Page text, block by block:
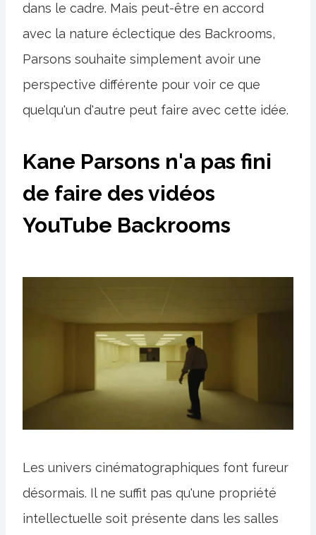
dans le cadre. Mais peut-être en accord
avec la nature éclectique des Backrooms,
Parsons souhaite simplement avoir une
perspective différente pour voir ce que
quelqu'un d'autre peut faire avec cette idée.
Kane Parsons n'a pas fini
de faire des vidéos
YouTube Backrooms
Les univers cinématographiques font fureur
désormais. Il ne suffit pas qu'une propriété
intellectuelle soit présente dans les salles